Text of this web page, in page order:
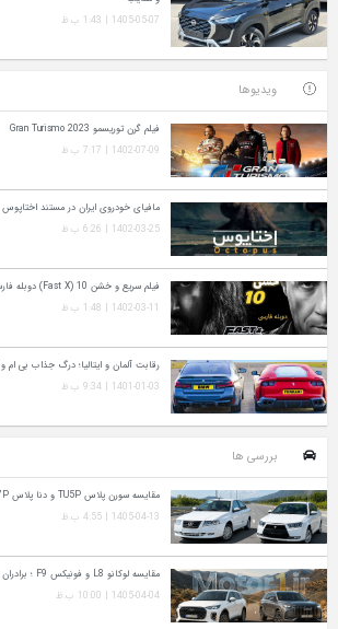
1405-05-07 | 1:43 ب.ظ
ویدیوها
فیلم گرن توریسمو Gran Turismo 2023
1402-07-09 | 7:17 ب.ظ
مافیای خودروی ایران در مستند اختاپوس
1402-03-25 | 6:26 ب.ظ
فیلم سریع و خشن 10 (Fast X) دوبله فارسی
1402-03-11 | 1:48 ب.ظ
رقابت آلمان و ایتالیا؛ درگ جذاب بی ام و M5 و فراری 812
1401-01-03 | 9:34 ب.ظ
بررسی ها
مقایسه سورن پلاس TU5P و دنا پلاس EF7P؛ کدام به‌ صرفه‌ تر است؟
1405-04-13 | 4:55 ب.ظ
مقایسه لوکانو L8 و فونیکس F9 ؛ برادران جدا از هم
1405-04-04 | 10:00 ب.ظ